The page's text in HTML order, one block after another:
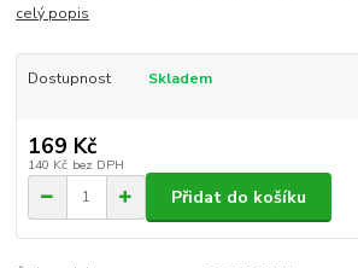
celý popis
Dostupnost Skladem
169 Kč
140 Kč bez DPH
Přidat do košíku